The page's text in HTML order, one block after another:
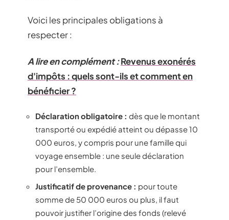
Voici les principales obligations à
respecter :
A lire en complément :Revenus exonérés
d'impôts : quels sont-ils et comment en
bénéficier ?
Déclaration obligatoire : dès que le montant
transporté ou expédié atteint ou dépasse 10
000 euros, y compris pour une famille qui
voyage ensemble : une seule déclaration
pour l’ensemble.
Justificatif de provenance : pour toute
somme de 50 000 euros ou plus, il faut
pouvoir justifier l’origine des fonds (relevé